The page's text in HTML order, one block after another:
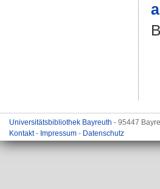
Universitätsbibliothek Bayreuth - 95447
Kontakt- Impressum - Datenschutz